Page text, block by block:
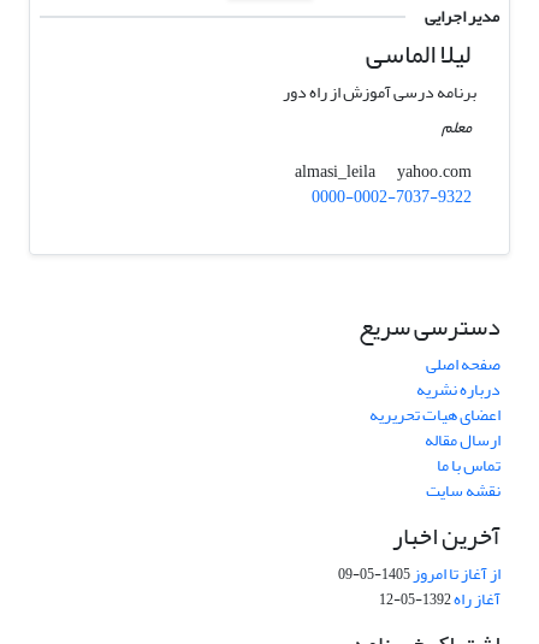
مدیر اجرایی
لیلا الماسی
برنامه درسی آموزش از راه دور
معلم
almasi_leila
yahoo.com
0000-0002-7037-9322
دسترسی سریع
صفحه اصلی
درباره نشریه
اعضای هیات تحریریه
ارسال مقاله
تماس با ما
نقشه سایت
آخرین اخبار
از آغاز تا امروز1405-05-09
آغاز راه1392-05-12